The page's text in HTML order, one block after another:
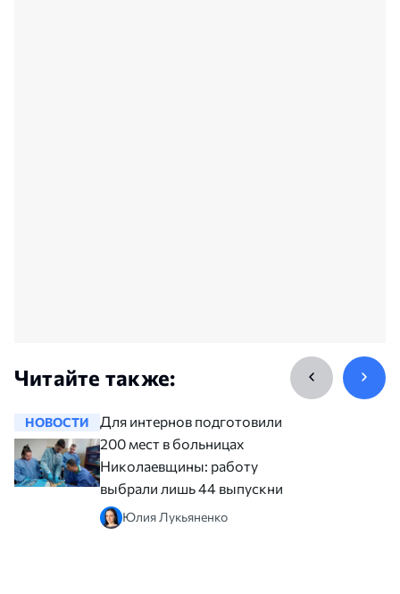
Читайте также:
НОВОСТИ
Для интернов подготовили
200 мест в больницах
Николаевщины: работу
выбрали лишь 44 выпускника
Юлия Лукьяненко